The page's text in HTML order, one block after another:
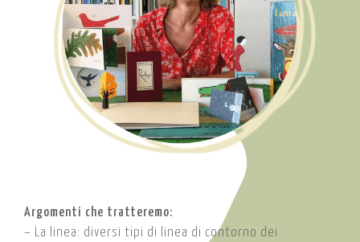
Argomenti che tratteremo:
– La linea: diversi tipi di linea di contorno dei